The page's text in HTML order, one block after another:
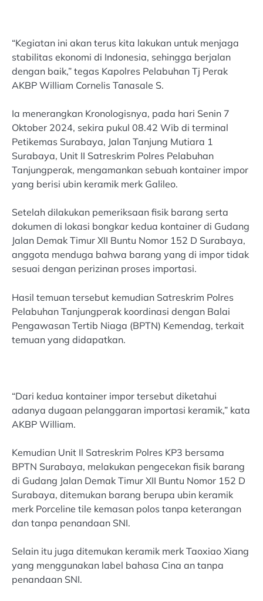
“Kegiatan ini akan terus kita lakukan untuk menjaga
stabilitas ekonomi di Indonesia, sehingga berjalan
dengan baik,” tegas Kapolres Pelabuhan Tj Perak
AKBP William Cornelis Tanasale S.
Ia menerangkan Kronologisnya, pada hari Senin 7
Oktober 2024, sekira pukul 08.42 Wib di terminal
Petikemas Surabaya, Jalan Tanjung Mutiara 1
Surabaya, Unit II Satreskrim Polres Pelabuhan
Tanjungperak, mengamankan sebuah kontainer impor
yang berisi ubin keramik merk Galileo.
Setelah dilakukan pemeriksaan fisik barang serta
dokumen di lokasi bongkar kedua kontainer di Gudang
Jalan Demak Timur XII Buntu Nomor 152 D Surabaya,
anggota menduga bahwa barang yang di impor tidak
sesuai dengan perizinan proses importasi.
Hasil temuan tersebut kemudian Satreskrim Polres
Pelabuhan Tanjungperak koordinasi dengan Balai
Pengawasan Tertib Niaga (BPTN) Kemendag, terkait
temuan yang didapatkan.
“Dari kedua kontainer impor tersebut diketahui
adanya dugaan pelanggaran importasi keramik,” kata
AKBP William.
Kemudian Unit Il Satreskrim Polres KP3 bersama
BPTN Surabaya, melakukan pengecekan fisik barang
di Gudang Jalan Demak Timur XII Buntu Nomor 152 D
Surabaya, ditemukan barang berupa ubin keramik
merk Porceline tile kemasan polos tanpa keterangan
dan tanpa penandaan SNI.
Selain itu juga ditemukan keramik merk Taoxiao Xiang
yang menggunakan label bahasa Cina an tanpa
penandaan SNI.